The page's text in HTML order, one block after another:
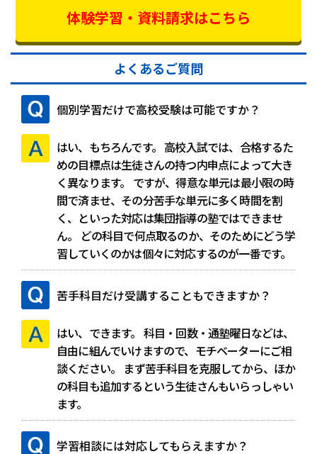
体験学習・資料請求はこちら
よくあるご質問
個別学習だけで高校受験は可能ですか？
はい、もちろんです。 高校入試では、合格するた
めの目標点は生徒さんの持つ内申点によって大き
く異なります。 ですが、得意な単元は最小限の時
間で済ませ、その分苦手な単元に多く時間を割
く、といった対応は集団指導の塾ではできませ
ん。
どの科目で何点取るのか、そのためにどう学
習していくのかは個々に対応するのが一番です。
苦手科目だけ受講することもできますか？
はい、できます。 科目・回数・通塾曜日などは、
自由に組んでいけますので、モチベーターにご相
談ください。
まず苦手科目を克服してから、ほか
の科目も追加するという生徒さんもいらっしゃい
ます。
学習相談には対応してもらえますか？